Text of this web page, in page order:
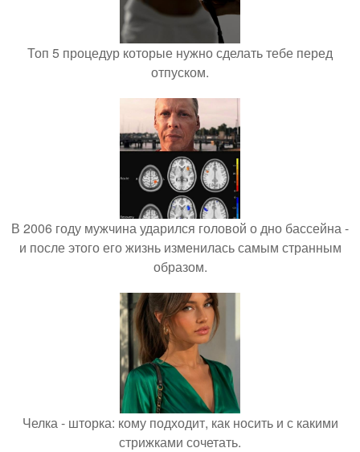
Топ 5 процедур которые нужно сделать тебе перед
отпуском.
В 2006 году мужчина ударился головой о дно бассейна -
и после этого его жизнь изменилась самым странным
образом.
Челка - шторка: кому подходит, как носить и с какими
стрижками сочетать.